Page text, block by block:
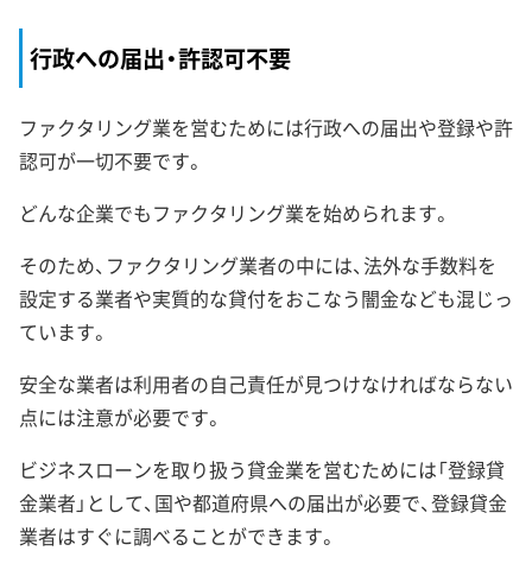
行政への届出・許認可不要
ファクタリング業を営むためには行政への届出や登録や許
認可が一切不要です。
どんな企業でもファクタリング業を始められます。
そのため、ファクタリング業者の中には、法外な手数料を
設定する業者や実質的な貸付をおこなう闇金なども混じっ
ています。
安全な業者は利用者の自己責任が見つけなければならない
点には注意が必要です。
ビジネスローンを取り扱う貸金業を営むためには「登録貸
金業者」として、国や都道府県への届出が必要で、登録貸金
業者はすぐに調べることができます。